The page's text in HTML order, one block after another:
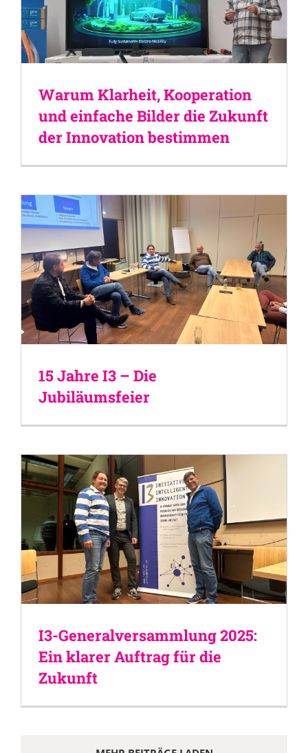
Warum Klarheit, Kooperation
und einfache Bilder die Zukunft
der Innovation bestimmen
15 Jahre I3 – Die
Jubiläumsfeier
I3-Generalversammlung 2025:
Ein klarer Auftrag für die
Zukunft